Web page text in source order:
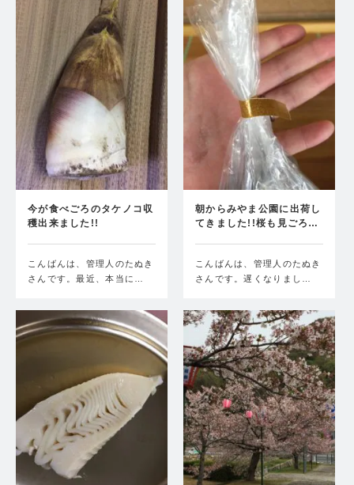
今が食べごろのタケノコ収
穫出来ました!!
こんばんは、管理人のたぬき
さんです。最近、本当に…
朝からみやま公園に出荷し
てきました!!桜も見ごろ…
こんばんは、管理人のたぬき
さんです。遅くなりまし…